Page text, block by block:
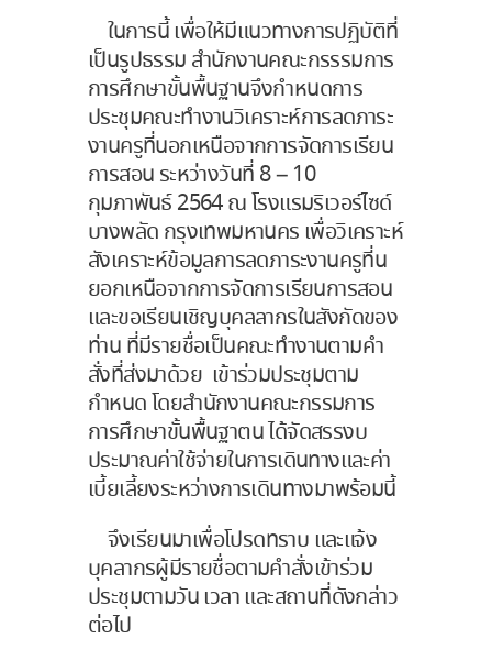
ในการนี้ เพื่อให้มีแนวทางการปฏิบัติที่
เป็นรูปธรรม สำนักงานคณะกรรรมการ
การศึกษาขั้นพื้นฐานจึงกำหนดการ
ประชุมคณะทำงานวิเคราะห์การลดภาระ
งานครูที่นอกเหนือจากการจัดการเรียน
การสอน ระหว่างวันที่ 8 – 10
กุมภาพันธ์ 2564 ณ โรงแรมริเวอร์ไซด์
บางพลัด กรุงเทพมหานคร เพื่อวิเคราะห์
สังเคราะห์ข้อมูลการลดภาระงานครูที่น
ยอกเหนือจากการจัดการเรียนการสอน
และขอเรียนเชิญบุคลลากรในสังกัดของ
ท่าน ที่มีรายชื่อเป็นคณะทำงานตามคำ
สั่งที่ส่งมาด้วย เข้าร่วมประชุมตาม
กำหนด โดยสำนักงานคณะกรรมการ
การศึกษาขั้นพื้นฐาตน ได้จัดสรรงบ
ประมาณค่าใช้จ่ายในการเดินทางและค่า
เบี้ยเลี้ยงระหว่างการเดินทางมาพร้อมนี้
จึงเรียนมาเพื่อโปรดทราบ และแจ้ง
บุคลากรผู้มีรายชื่อตามคำสั่งเข้าร่วม
ประชุมตามวัน เวลา และสถานที่ดังกล่าว
ต่อไป